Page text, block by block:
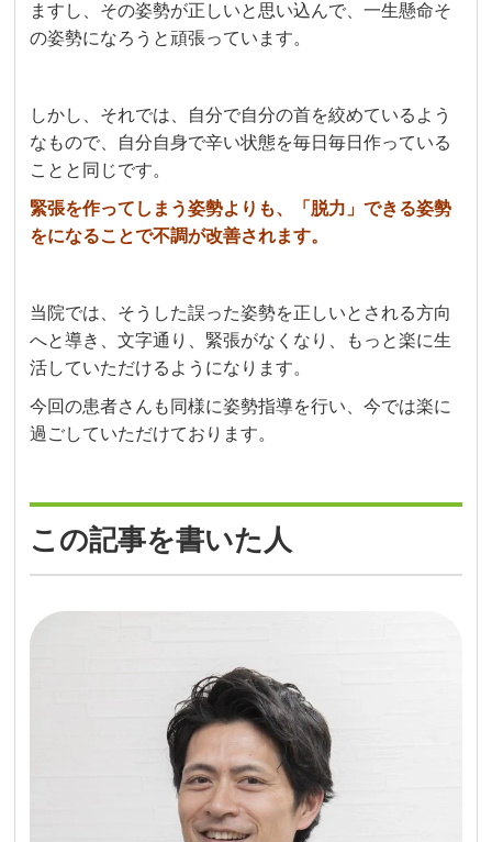
ますし、その姿勢が正しいと思い込んで、一生懸命そ
の姿勢になろうと頑張っています。
しかし、それでは、自分で自分の首を絞めているよう
なもので、自分自身で辛い状態を毎日毎日作っている
ことと同じです。
緊張を作ってしまう姿勢よりも、「脱力」できる姿勢
をになることで不調が改善されます。
当院では、そうした誤った姿勢を正しいとされる方向
へと導き、文字通り、緊張がなくなり、もっと楽に生
活していただけるようになります。
今回の患者さんも同様に姿勢指導を行い、今では楽に
過ごしていただけております。
この記事を書いた人